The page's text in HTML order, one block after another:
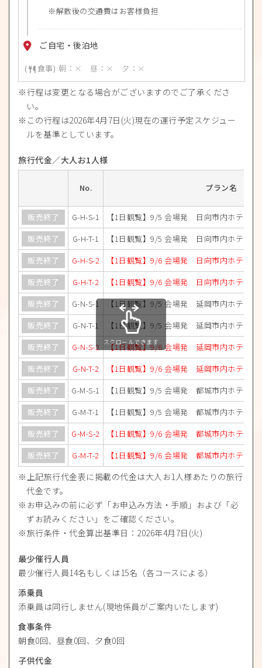
解散後の交通費はお客様負担
ご自宅・後泊地
朝：× 昼：× 夕：×
行程は変更となる場合がございますのでご了承くださ
い。
この行程は2026年4月7日(火)現在の運行予定スケジュー
ルを基準としています。
旅行代金／大人お1人様
No. プラン名
販売終了 G-H-S-1
【1日観覧】9/5 会場発 日向市内ホテルプ
販売終了
G-H-T-1
【1日観覧】9/5 会場発 日向市内ホテルプ
販売終了
G-H-S-2
【1日観覧】9/6 会場発 日向市内ホテルプ
販売終了
G-H-T-2
【1日観覧】9/6 会場発 日向市内ホテルプ
販売終了
G-N-S-1
【1日観覧】9/5 会場発 延岡市内ホテル
販売終了
G-N-T-1
【1日観覧】9/5 会場発 延岡市内ホテル
販売終了
G-N-S-2
【1日観覧】9/6 会場発 延岡市内ホテルプ
販売終了
G-N-T-2
【1日観覧】9/6 会場発 延岡市内ホテルプ
販売終了
G-M-S-1
【1日観覧】9/5 会場発 都城市内ホテルプ
販売終了
G-M-T-1
【1日観覧】9/5 会場発 都城市内ホテルプ
販売終了
G-M-S-2
【1日観覧】9/6 会場発 都城市内ホテルプ
販売終了
G-M-T-2 【1日観覧】9/6 会場発 都城市内ホテルプ
スクロールできます
上記旅行代金表に掲載の代金は大人お1人様あたりの旅行
代金です。
お申込みの前に必ず「お申込み方法・手順」および「必
ずお読みください」をご確認ください。
旅行条件・代金算出基準日：2026年4月7日(火)
最少催行人員
最少催行人員14名もしくは15名（各コースによる）
添乗員
添乗員は同行しません(現地係員がご案内いたします)
食事条件
朝食0回、昼食0回、夕食0回
子供代金